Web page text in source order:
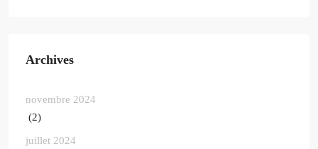
Archives
novembre 2024
(2)
juillet 2024